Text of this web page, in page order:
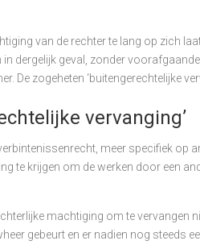
van de rechter te lang op zich
dergelijk geval, zonder
De zogeheten ‘buitengerechtelijke
vervanging’
meer specifiek op
te krijgen om de werken door een
machtiging om te vervangen
gebeurt en er nadien nog steeds